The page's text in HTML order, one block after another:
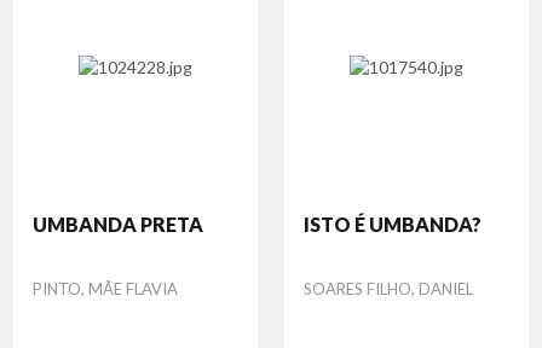
UMBANDA PRETA
Autor
PINTO, MÃE FLAVIA
ISTO É UMBANDA?
Autor
SOARES FILHO, DANIEL